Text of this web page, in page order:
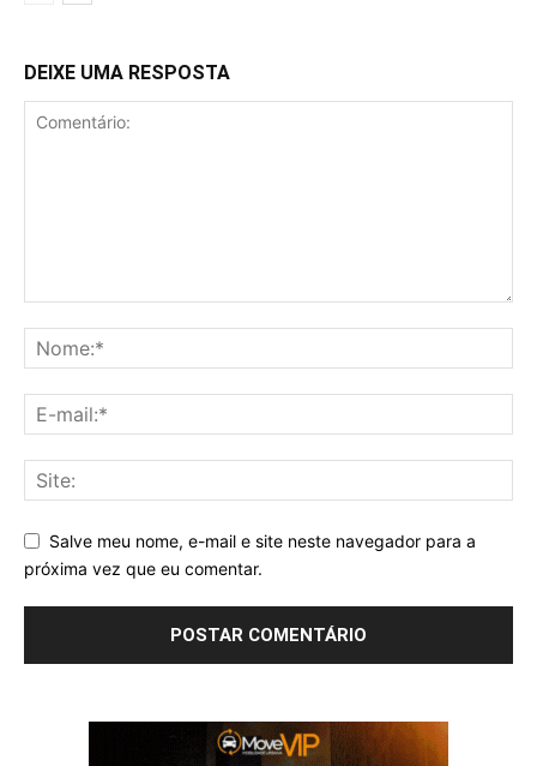
DEIXE UMA RESPOSTA
Salve meu nome, e-mail e site neste navegador para a
próxima vez que eu comentar.